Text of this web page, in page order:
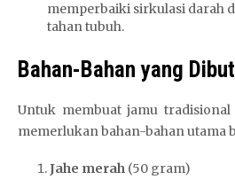
memperbaiki sirkulasi darah
tahan tubuh.
Bahan-Bahan yang
Untuk membuat jamu
memerlukan bahan-bahan utama
Jahe merah (50 gram)